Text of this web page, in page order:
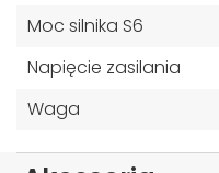
Moc silnika S6
Napięcie zasilania
Waga